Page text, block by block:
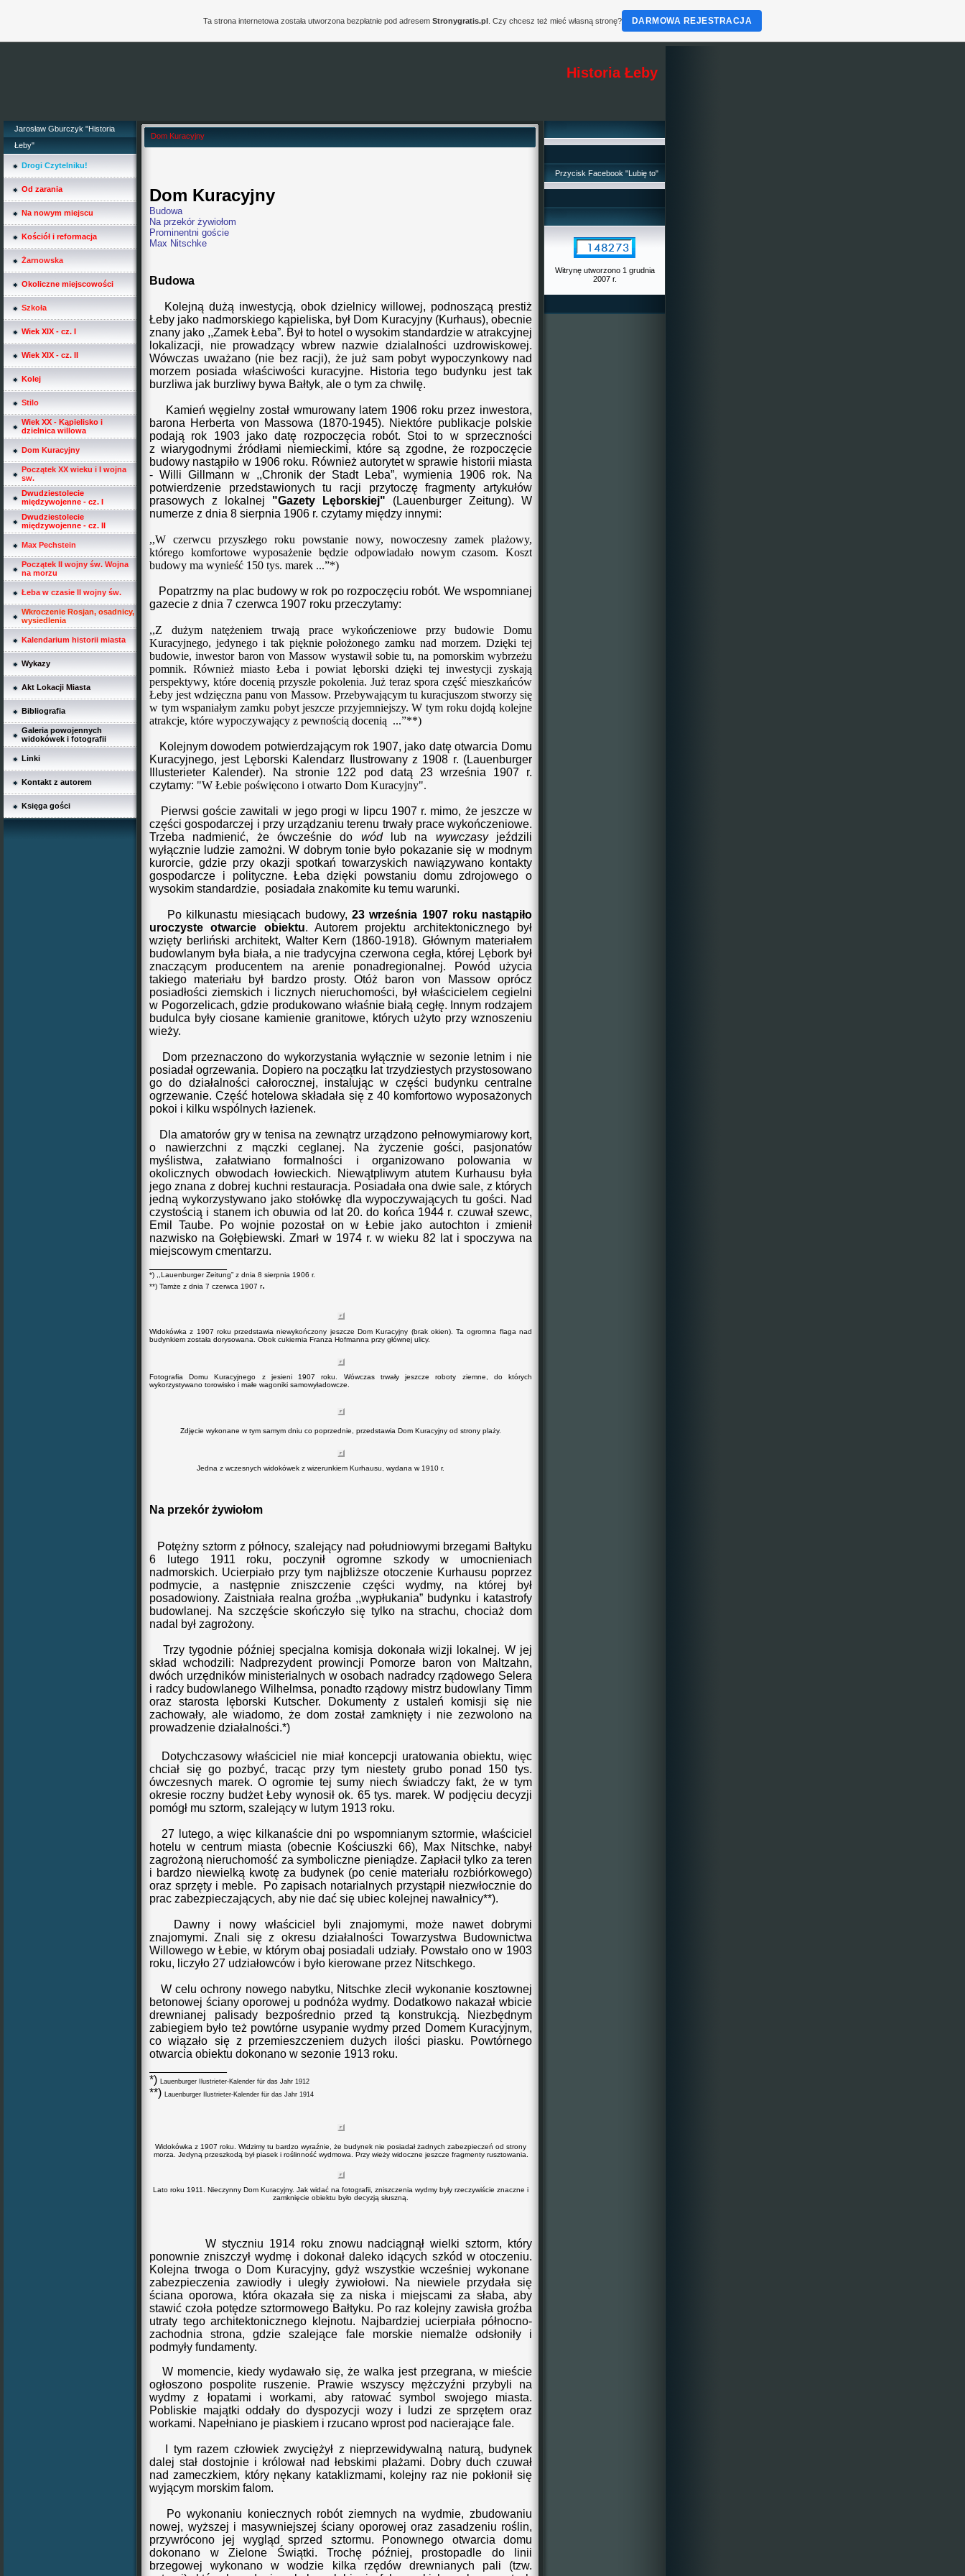
Historia Łeby
Jarosław Gburczyk "Historia
Łeby"
Drogi Czytelniku!
Od zarania
Na nowym miejscu
Kościół i reformacja
Żarnowska
Okoliczne miejscowości
Szkoła
Wiek XIX - cz. I
Wiek XIX - cz. II
Kolej
Stilo
Wiek XX - Kąpielisko i
dzielnica willowa
Dom Kuracyjny
Początek XX wieku i I wojna
sw.
Dwudziestolecie
międzywojenne - cz. I
Dwudziestolecie
międzywojenne - cz. II
Max Pechstein
Początek II wojny św. Wojna
na morzu
Łeba w czasie II wojny św.
Wkroczenie Rosjan, osadnicy,
wysiedlenia
Kalendarium historii miasta
Wykazy
Akt Lokacji Miasta
Bibliografia
Galeria powojennych
widokówek i fotografii
Linki
Kontakt z autorem
Księga gości
Dom Kuracyjny
Dom Kuracyjny
Budowa
Na przekór żywiołom
Prominentni goście
Max Nitschke
Budowa
Kolejną dużą inwestycją, obok dzielnicy willowej, podnoszącą prestiż
Łeby jako nadmorskiego kąpieliska, był Dom Kuracyjny (Kurhaus), obecnie
znany jako ,,Zamek Łeba”. Był to hotel o wysokim standardzie w atrakcyjnej
lokalizacji, nie prowadzący wbrew nazwie dzialalności uzdrowiskowej.
Wówczas uważano (nie bez racji), że już sam pobyt wypoczynkowy nad
morzem posiada właściwości kuracyjne. Historia tego budynku jest tak
burzliwa jak burzliwy bywa Bałtyk, ale o tym za chwilę.
Kamień węgielny został wmurowany latem 1906 roku przez inwestora,
barona Herberta von Massowa (1870-1945). Niektóre publikacje polskie
podają rok 1903 jako datę rozpoczęcia robót. Stoi to w sprzeczności
z wiarygodnymi źródłami niemieckimi, które są zgodne, że rozpoczęcie
budowy nastąpiło w 1906 roku. Również autorytet w sprawie historii miasta
- Willi Gillmann w ,,Chronik der Stadt Leba”, wymienia 1906 rok. Na
potwierdzenie przedstawionych tu racji przytoczę fragmenty artykułów
prasowych z lokalnej "Gazety Lęborskiej" (Lauenburger Zeitung). W
numerze z dnia 8 sierpnia 1906 r. czytamy między innymi:
,,W czerwcu przyszłego roku powstanie nowy, nowoczesny zamek plażowy,
którego komfortowe wyposażenie będzie odpowiadało nowym czasom. Koszt
budowy ma wynieść 150 tys. marek ...”*)
Popatrzmy na plac budowy w rok po rozpoczęciu robót. We wspomnianej
gazecie z dnia 7 czerwca 1907 roku przeczytamy:
,,Z dużym natężeniem trwają prace wykończeniowe przy budowie Domu
Kuracyjnego, jedynego i tak pięknie położonego zamku nad morzem. Dzięki tej
budowie, inwestor baron von Massow wystawił sobie tu, na pomorskim wybrzeżu
pomnik. Również miasto Łeba i powiat lęborski dzięki tej inwestycji zyskają
perspektywy, które docenią przyszłe pokolenia. Już teraz spora część mieszkańców
Łeby jest wdzięczna panu von Massow. Przebywającym tu kuracjuszom stworzy się
w tym wspaniałym zamku pobyt jeszcze przyjemniejszy. W tym roku dojdą kolejne
atrakcje, które wypoczywający z pewnością docenią ...”**)
Kolejnym dowodem potwierdzającym rok 1907, jako datę otwarcia Domu
Kuracyjnego, jest Lęborski Kalendarz Ilustrowany z 1908 r. (Lauenburger
Illusterieter Kalender). Na stronie 122 pod datą 23 września 1907 r.
czytamy: "W Łebie poświęcono i otwarto Dom Kuracyjny".
Pierwsi goście zawitali w jego progi w lipcu 1907 r. mimo, że jeszcze w
części gospodarczej i przy urządzaniu terenu trwały prace wykończeniowe.
Trzeba nadmienić, że ówcześnie do wódlub na wywczasyjeździli
wyłącznie ludzie zamożni. W dobrym tonie było pokazanie się w modnym
kurorcie, gdzie przy okazji spotkań towarzyskich nawiązywano kontakty
gospodarcze i polityczne. Łeba dzięki powstaniu domu zdrojowego o
wysokim standardzie, posiadała znakomite ku temu warunki.
Po kilkunastu miesiącach budowy, 23 września 1907 roku nastąpiło
uroczyste otwarcie obiektu.Autorem projektu architektonicznegobył
wzięty berliński architekt, Walter Kern (1860-1918).Głównym materiałem
budowlanym była biała, a nie tradycyjna czerwona cegła, której Lębork był
znaczącym producentem na arenie ponadregionalnej. Powód użycia
takiego materiału był bardzo prosty. Otóż baron von Massow oprócz
posiadłości ziemskich i licznych nieruchomości, był właścicielem cegielni
w Pogorzelicach, gdzie produkowano właśnie białą cegłę. Innym rodzajem
budulca były ciosane kamienie granitowe, których użyto przy wznoszeniu
wieży.
Dom przeznaczono do wykorzystania wyłącznie w sezonie letnim i nie
posiadał ogrzewania. Dopiero na początku lat trzydziestych przystosowano
go do działalności całorocznej, instalując w części budynku centralne
ogrzewanie. Część hotelowa składała się z 40 komfortowo wyposażonych
pokoi i ki lku wspólnych łazienek.
D la amatorów gry w tenisa na zewnątrz urządzono pełnowymiarowy kort,
o nawierzchni z mączki ceglanej. Na życzenie gości, pasjonatów
myślistwa,
załatwiano formalności i organizowano polowania w
okolicznych obwodach łowieckich. Niewątpliwym atutem Kurhausu była
jego znana z dobrej kuchni restauracja. Posiadała ona dwie sale, z których
jedną wykorzystywano jako stołówkędla wypoczywających tu gości. Nad
czystością i stanem ich obuwia od lat 20. do końca 1944 r. czuwał szewc,
Emil Taube. Po wojnie pozostał on w Łebie jako autochton izmienił
nazwisko na Gołębiewski. Zmarł w 1974 r. w wieku 82 lat i spoczywa na
miejscowym cmentarzu.
*) ,,Lauenburger Zeitung” z dnia 8 sierpnia 1906 r.
**) Tamże z dnia 7 czerwca 1907 r.
Widokówka z 1907 roku przedstawia niewykończony jeszcze Dom Kuracyjny (brak okien). Ta ogromna flaga nad
budynkiem została dorysowana. Obok cukiernia Franza Hofmanna przy głównej ulicy.
Fotografia Domu Kuracyjnego z jesieni 1907 roku. Wówczas trwały jeszcze roboty ziemne, do których
wykorzystywano torowisko i małe wagoniki samowyładowcze.
Zdjęcie wykonane w tym samym dniu co poprzednie, przedstawia Dom Kuracyjny od strony plaży.
Jedna z wczesnych widokówek z wizerunkiem Kurhausu, wydana w 1910 r.
Na przekór żywiołom
Potężny sztorm z północy, szalejący nad południowymi brzegami Bałtyku
6 lutego 1911 roku, poczynił ogromne szkody w umocnieniach
nadmorskich. Ucierpiało przy tym najbliższe otoczenie Kurhausu poprzez
podmycie, a następnie zniszczenie części wydmy, na której był
posadowiony. Zaistniała realna groźba ,,wypłukania” budynku i katastrofy
budowlanej. Na szczęście skończyło się tylko na strachu, chociaż dom
nadal był zagrożony.
Trzy tygodnie później specjalna komisja dokonała wizji lokalnej. W jej
skład wchodzili: Nadprezydent prowincji Pomorze baron von Maltzahn,
dwóch urzędników ministerialnych w osobach nadradcy rządowego Selera
i radcy budowlanego Wilhelmsa, ponadto rządowy mistrz budowlany Timm
oraz starosta lęborski Kutscher. Dokumenty z ustaleń komisji się nie
zachowały, ale wiadomo, że dom został zamknięty i nie zezwolono na
prowadzenie działalności.*)
Dotychczasowy właściciel nie miał koncepcji uratowania obiektu, więc
chciał się go pozbyć, tracąc przy tym niestety grubo ponad 150 tys.
ówczesnych marek. O ogromie tej sumy niech świadczy fakt, że w tym
okresie roczny budżet Łeby wynosił ok. 65 tys. marek. W podjęciu decyzji
pomógł mu sztorm, szalejący w lutym 1913 roku.
27 lutego, a więc kilkanaście dni po wspomnianym sztormie, właściciel
hotelu w centrum miasta (obecnie Kościuszki 66), Max Nitschke, nabył
zagrożoną nieruchomość za symboliczne pieniądze. Zapłacił tylko za teren
i bardzo niewielką kwotę za budynek (po cenie materiału rozbiórkowego)
oraz sprzęty i meble. Po zapisach notarialnych przystąpił niezwłocznie do
prac zabezpieczających, aby nie dać się ubiec kolejnej nawałnicy**).
Dawny i nowy właściciel byli znajomymi, może nawet dobrymi
znajomymi. Znali się z okresu działalności Towarzystwa Budownictwa
Willowego w Łebie, w którym obaj posiadali udziały. Powstało ono w 1903
roku, liczyło 27 udziałowców i było kierowane przez Nitschkego.
W celu ochrony nowego nabytku, Nitschke zlecił wykonaniekosztownej
betonowej ściany oporowej u podnóża wydmy. Dodatkowo nakazał wbicie
drewnianej palisady bezpośrednio przed tą konstrukcją. Niezbędnym
zabiegiem było też powtórne usypanie wydmy przed Domem Kuracyjnym,
co wiązało się z przemieszczeniemdużych ilości piasku. Powtórnego
otwarcia obiektu dokonano w sezonie 1913 roku.
*) Lauenburger Ilustrieter-Kalender für das Jahr 1912
**) Lauenburger Ilustrieter-Kalender für das Jahr 1914
Widokówka z 1907 roku. Widzimy tu bardzo wyraźnie, że budynek nie posiadał żadnych zabezpieczeń od strony
morza. Jedyną przeszkodą był piasek i roślinność wydmowa. Przy wieży widoczne jeszcze fragmenty rusztowania.
Lato roku 1911. Nieczynny Dom Kuracyjny. Jak widać na fotografii, zniszczenia wydmy były rzeczywiście znaczne i
zamknięcie obiektu było decyzją słuszną.
W styczniu 1914 roku znowu nadciągnął wielki sztorm, który
ponownie zniszczył wydmę i dokonał daleko idących szkód w otoczeniu.
Kolejna trwoga o Dom Kuracyjny, gdyż wszystkie wcześniej wykonane
zabezpieczenia zawiodły i uległy żywiołowi. Na niewieleprzydała się
ściana oporowa, która okazała się za niska i miejscami za słaba, aby
stawić czoła potędze sztormowego Bałtyku. Po raz kolejny zawisła groźba
utraty tego architektonicznego klejnotu. Najbardziej ucierpiała północno-
zachodnia strona, gdzie szalejące fale morskie niemalże odsłoniły i
podmyły fundamenty.
W momencie, kiedy wydawało się, że walka jest przegrana, w mieście
ogłoszono pospolite ruszenie. Prawie wszyscy mężczyźni przybyli na
wydmy z łopatami i workami, aby ratować symbol swojego miasta.
Pobliskie majątki oddały do dyspozycji wozy i ludzi ze sprzętem oraz
workami. Napełniano je piaskiem i rzucano wprost pod nacierające fale.
I tym razem człowiek zwyciężył z nieprzewidywalną naturą, budynek
dalej stał dostojnie i królował nad łebskimi plażami. Dobry duch czuwał
nad zameczkiem, który nękany kataklizmami, kolejny raz nie pokłonił się
wyjącym morskim falom.
Po wykonaniu koniecznych robót ziemnych na wydmie,zbudowaniu
nowej, wyższej i masywniejszej ściany oporowej oraz zasadzeniu roślin,
przywrócono jej wygląd sprzed sztormu. Ponownego otwarcia domu
dokonano w Zielone Świątki. Trochę później, prostopadle do linii
brzegowej wykonano w wodzie kilka rzędów drewnianych pali (tzw.
Przycisk Facebook "Lubię to"
Witrynę utworzono 1 grudnia
2007 r.
Ta strona internetowa została utworzona bezpłatnie pod adresem Stronygratis.pl. Czy chcesz też mieć własną stronę? DARMOWA REJESTRACJA